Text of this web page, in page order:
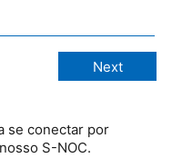
se conectar por
S-NOC.